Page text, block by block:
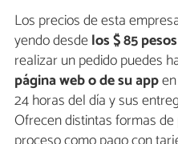
Los precios de esta
yendo desdelos $ 85
realizar un pedido puedes
página web o de su app
24 horas del día y sus
Ofrecen distintas formas